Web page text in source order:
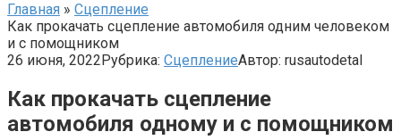
Главная » Сцепление
Как прокачать сцепление автомобиля одним человеком
и с помощником
26 июня, 2022Рубрика: СцеплениеАвтор: rusautodetal
Как прокачать сцепление
автомобиля одному и с помощником